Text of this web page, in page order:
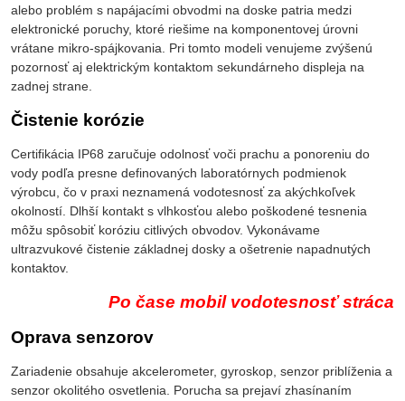
alebo problém s napájacími obvodmi na doske patria medzi
elektronické poruchy, ktoré riešime na komponentovej úrovni
vrátane mikro-spájkovania. Pri tomto modeli venujeme zvýšenú
pozornosť aj elektrickým kontaktom sekundárneho displeja na
zadnej strane.
Čistenie korózie
Certifikácia IP68 zaručuje odolnosť voči prachu a ponoreniu do
vody podľa presne definovaných laboratórnych podmienok
výrobcu, čo v praxi neznamená vodotesnosť za akýchkoľvek
okolností. Dlhší kontakt s vlhkosťou alebo poškodené tesnenia
môžu spôsobiť koróziu citlivých obvodov. Vykonávame
ultrazvukové čistenie základnej dosky a ošetrenie napadnutých
kontaktov.
Po čase mobil vodotesnosť stráca
Oprava senzorov
Zariadenie obsahuje akcelerometer, gyroskop, senzor priblíženia a
senzor okolitého osvetlenia. Porucha sa prejaví zhasínaním